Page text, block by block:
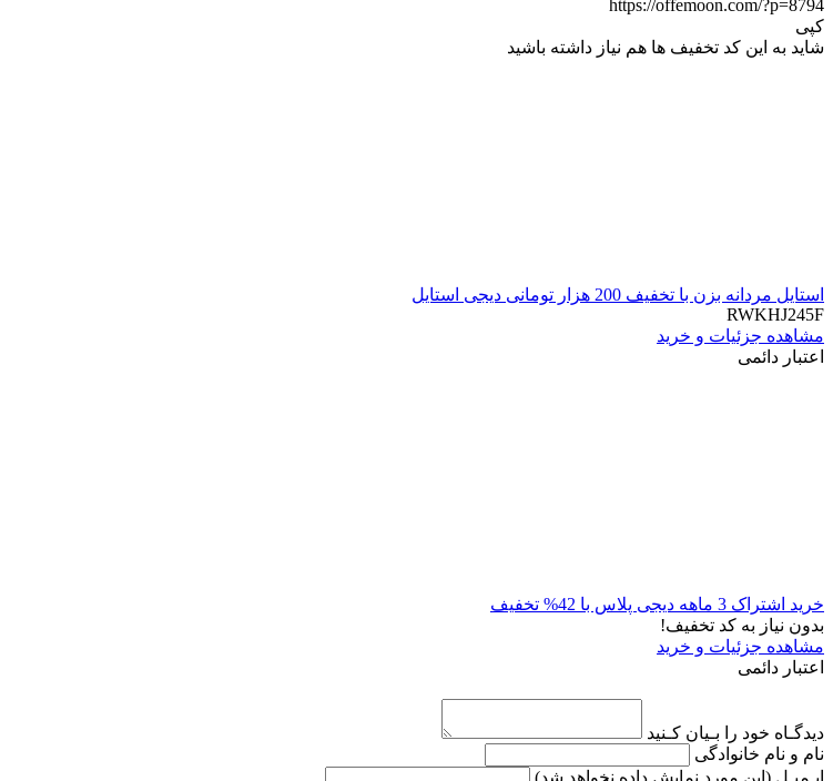
https://offemoon.com/?p=8794
کپی
شاید به این کد تخفیف ها هم نیاز داشته باشید
استایل مردانه بزن با تخفیف 200 هزار تومانی دیجی استایل
RWKHJ245F
مشاهده جزئیات و خرید
اعتبار دائمی
خرید اشتراک 3 ماهه دیجی پلاس با 42% تخفیف
بدون نیاز به کد تخفیف!
مشاهده جزئیات و خرید
اعتبار دائمی
دیدگـاه خود را بـیان کـنید
نام و نام خانوادگی
ایـمیـل (این مورد نمایش داده نخواهد شد)